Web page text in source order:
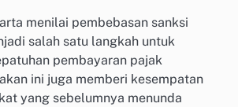
menilai pembebasan sanksi
salah satu langkah untuk
pembayaran pajak
ini juga memberi kesempatan
yang sebelumnya menunda